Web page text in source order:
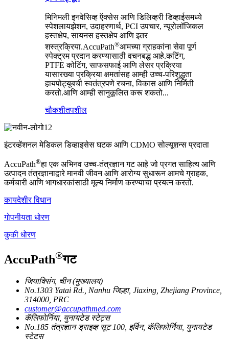
मिनिमली इनवेसिव्ह ऍक्सेस आणि डिलिव्हरी डिव्हाईसमध्ये
स्पेशलायझेशन, उदाहरणार्थ, PCI उपचार, न्यूरोलॉजिकल
हस्तक्षेप, सायनस हस्तक्षेप आणि इतर
शस्त्रक्रिया.AccuPath®आमच्या ग्राहकांना सेवा पूर्ण
स्पेक्ट्रम प्रदान करण्यासाठी वचनबद्ध आहे.कटिंग,
PTFE कोटिंग, साफसफाई आणि लेसर प्रक्रिया
यासारख्या प्रक्रिया क्षमतांसह आम्ही उच्च-परिशुद्धता
हायपोट्यूबची स्वतंत्रपणे रचना, विकास आणि निर्मिती
करतो.आणि आम्ही सानुकूलित करू शकतो...
चौकशीतपशील
इंटरव्हेंशनल मेडिकल डिव्हाइसेस घटक आणि CDMO सोल्यूशन्स प्रदाता
AccuPath®हा एक अभिनव उच्च-तंत्रज्ञान गट आहे जो प्रगत साहित्य आणि
उत्पादन तंत्रज्ञानाद्वारे मानवी जीवन आणि आरोग्य सुधारून आमचे ग्राहक,
कर्मचारी आणि भागधारकांसाठी मूल्य निर्माण करण्याचा प्रयत्न करतो.
कायदेशीर विधान
गोपनीयता धोरण
कुकी धोरण
AccuPath®गट
जियाक्सिंग, चीन (मुख्यालय)
No.1303 Yatai Rd., Nanhu जिल्हा, Jiaxing, Zhejiang Province,
314000, PRC
customer@accupathmed.com
कॅलिफोर्निया, युनायटेड स्टेट्स
No.185 तंत्रज्ञान ड्राइव्ह सूट 100, इर्विन, कॅलिफोर्निया, युनायटेड
स्टेट्स